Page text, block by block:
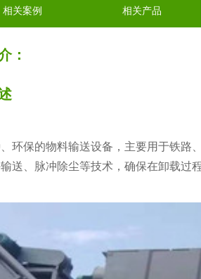
相关案例 相关产品
：
环保的物料输送设备，主要用于铁路
送、脉冲除尘等技术，确保在卸载过